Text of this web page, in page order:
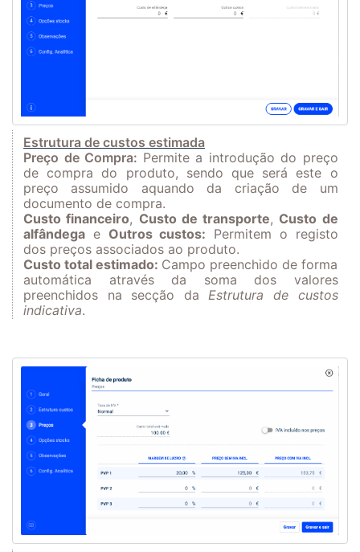
Estrutura de custos estimada
Preço de Compra: Permite a introdução do preço
de compra do produto, sendo que será este o
preço assumido aquando da criação de um
documento de compra.
Custo financeiro, Custo de transporte, Custo de
alfândega e Outros custos: Permitem o registo
dos preços associados ao produto.
Custo total estimado: Campo preenchido de forma
automática através da soma dos valores
preenchidos na secção daEstrutura de custos
indicativa.